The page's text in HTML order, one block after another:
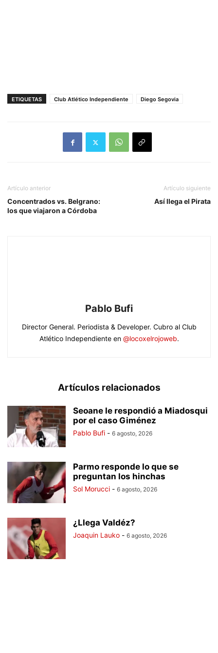
ETIQUETAS Club Atlético Independiente Diego Segovia
Artículo anterior
Concentrados vs. Belgrano:
los que viajaron a Córdoba
Artículo siguiente
Así llega el Pirata
Pablo Bufi
Director General. Periodista & Developer. Cubro al Club
Atlético Independiente en @locoxelrojoweb.
Artículos relacionados
Seoane le respondió a Miadosqui
por el caso Giménez
Pablo Bufi - 6 agosto, 2026
Parmo responde lo que se
preguntan los hinchas
Sol Morucci - 6 agosto, 2026
¿Llega Valdéz?
Joaquin Lauko - 6 agosto, 2026